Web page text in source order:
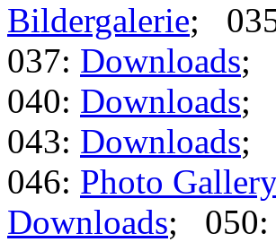
Bildergalerie;
037: Downloads;
040: Downloads;
043: Downloads;
046: Photo
Downloads; 050: